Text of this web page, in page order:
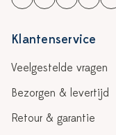
Klantenservice
Veelgestelde vragen
Bezorgen & levertijd
Retour & garantie